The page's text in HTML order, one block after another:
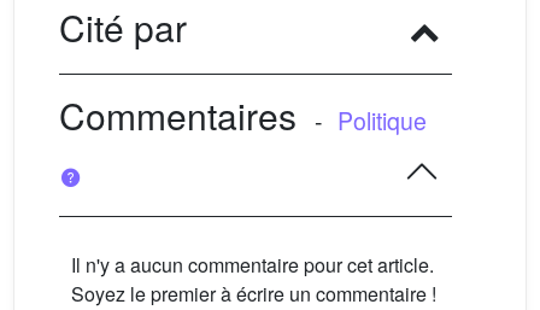
Cité par
Commentaires - Politique
Il n'y a aucun commentaire pour cet article.
Soyez le premier à écrire un commentaire !